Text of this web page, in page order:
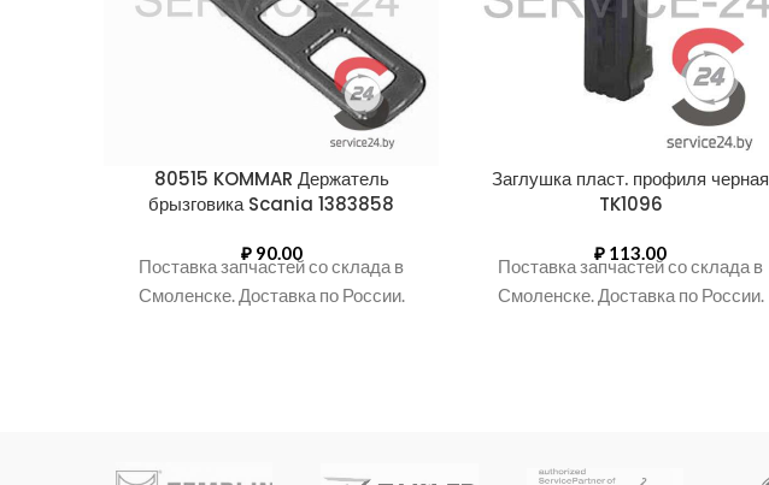
80515 KOMMAR Держатель
брызговика Scania 1383858
₽90.00
Поставка запчастей со склада в
Смоленске. Доставка по России.
Заглушка пласт. профиля черная
TK1096
₽ 113.00
Поставка запчастей со склада в
Смоленске. Доставка по России.